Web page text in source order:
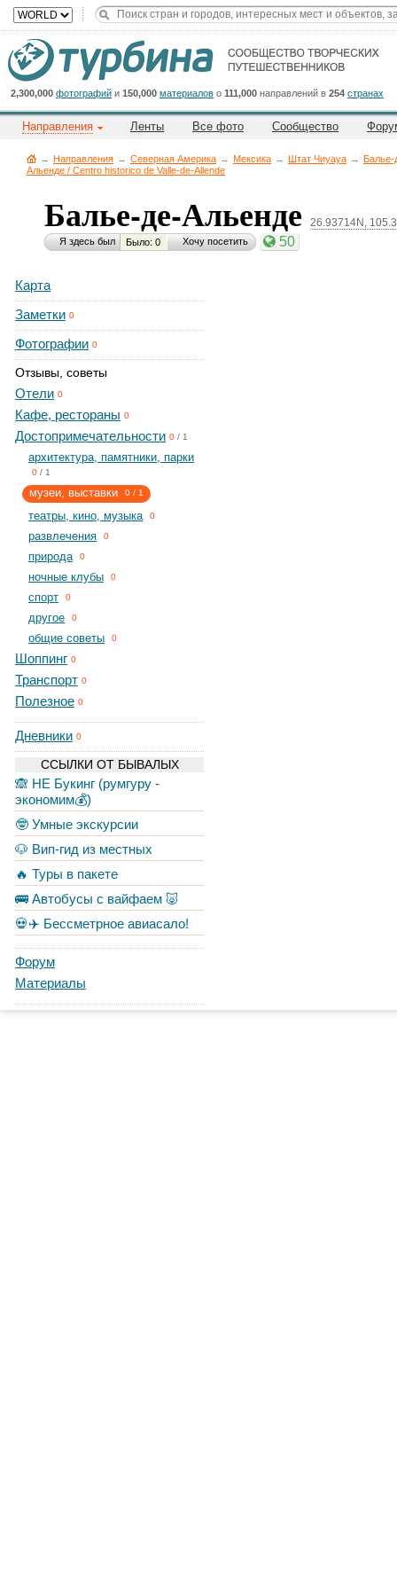
2,300,000 фотографий и 150,000 материалов о 111,000 направлений в 254 странах
Направления Ленты Все фото Сообщество
→ Направления → Северная Америка → Мексика → Штат Чиуауа → Балье-
Альенде / Centro historico de Valle-de-Allende
Балье-де-Альенде 26.93714N,
Я здесь был Было: 0 Хочу посетить 50
Карта
Заметки 0
Фотографии 0
Отзывы, советы
Отели 0
Кафе, рестораны 0
Достопримечательности 0 / 1
архитектура, памятники, парки
0 / 1
музеи, выставки 0 / 1
театры, кино, музыка 0
развлечения 0
природа 0
ночные клубы 0
спорт 0
другое 0
общие советы 0
Шоппинг 0
Транспорт 0
Полезное 0
Дневники 0
ССЫЛКИ ОТ БЫВАЛЫХ
🙈 НЕ Букинг (румгуру -
экономим💰)
🤓 Умные экскурсии
🐶 Вип-гид из местных
🔥 Туры в пакете
🚌 Автобусы с вайфаем 🐷
💀✈️ Бессметрное авиасало!
Форум
Материалы